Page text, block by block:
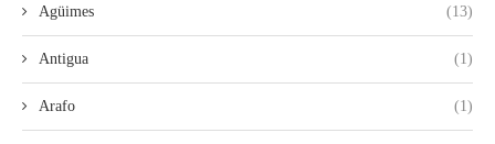
Agüimes (13)
Antigua (1)
Arafo (1)